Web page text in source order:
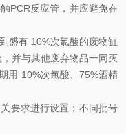
PCR反应管，并应避免在
盛有 10%次氯酸的废物缸
并与其他废弃物品一同灭
用 10%次氯酸、 75%酒精
要求进行设置； 不同批号